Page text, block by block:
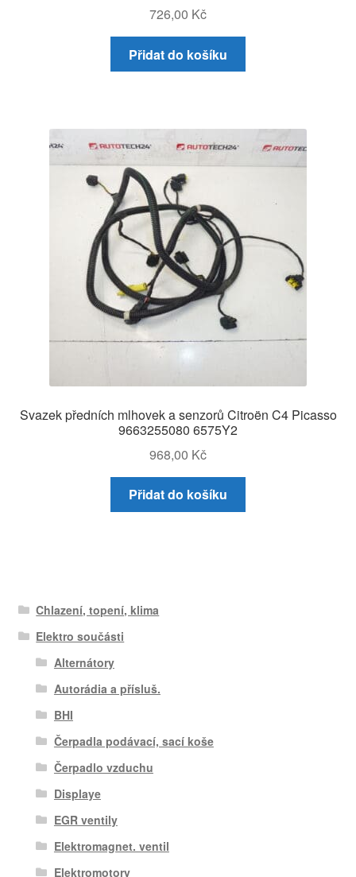
726,00 Kč
Přidat do košíku
Svazek předních mlhovek a senzorů Citroën C4 Picasso
9663255080 6575Y2
968,00 Kč
Přidat do košíku
Chlazení, topení, klima
Elektro součásti
Alternátory
Autorádia a přísluš.
BHI
Čerpadla podávací, sací koše
Čerpadlo vzduchu
Displaye
EGR ventily
Elektromagnet. ventil
Elektromotory